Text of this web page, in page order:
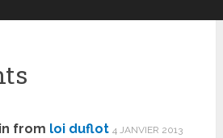
from loi duflot 4 JANVIER 2013